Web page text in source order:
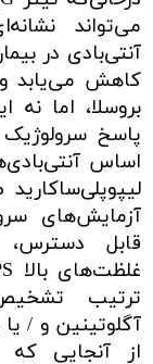
می‌تواند
آنتی‌بادی در
پاسخ
اساس
قابل دسترس،
ترتیب
آگلوتینین و /